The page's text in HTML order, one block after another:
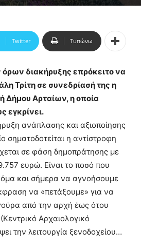
Twitter Τυπώνω
διακήρυξης επρόκειτο να
Τρίτη σε συνεδρίασή της η
Δήμου Αρταίων, η οποία
εγκρίνει.
ανάπλασης και αξιοποίησης
σηματοδοτείται η αντίστροφη
σε φάση δημοπράτησης με
ευρώ. Είναι το ποσό που
και σήμερα να αγνοήσουμε
να «πετάξουμε» για να
από την αρχή έως ότου
Αρχαιολογικό
την λειτουργία ξενοδοχείου…